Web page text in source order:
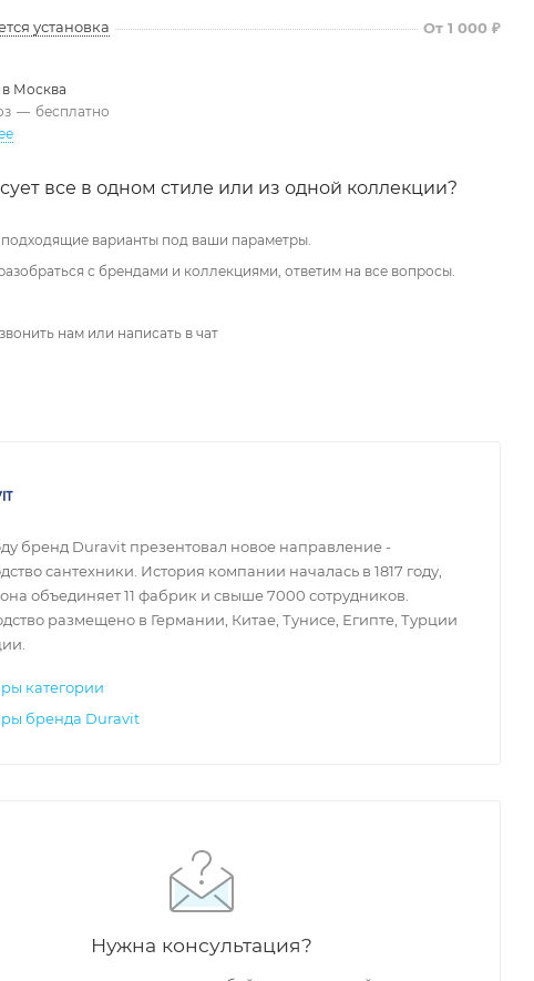
установка От 1 000 ₽
Москва
— бесплатно
все в одном стиле или из одной коллекции?
варианты под ваши параметры.
с брендами и коллекциями, ответим на все вопросы.
нам или написать в чат
бренд Duravit презентовал новое направление -
сантехники. История компании началась в 1817 году,
объединяет 11 фабрик и свыше 7000 сотрудников.
размещено в Германии, Китае, Тунисе, Египте, Турции
категории
бренда Duravit
Нужна консультация?